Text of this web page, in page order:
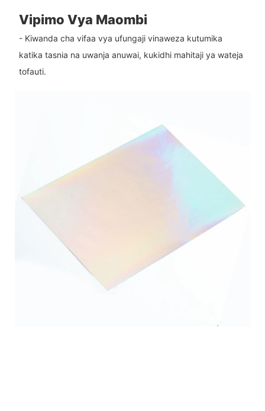
Vipimo Vya Maombi
- Kiwanda cha vifaa vya ufungaji vinaweza kutumika
katika tasnia na uwanja anuwai, kukidhi mahitaji ya wateja
tofauti.